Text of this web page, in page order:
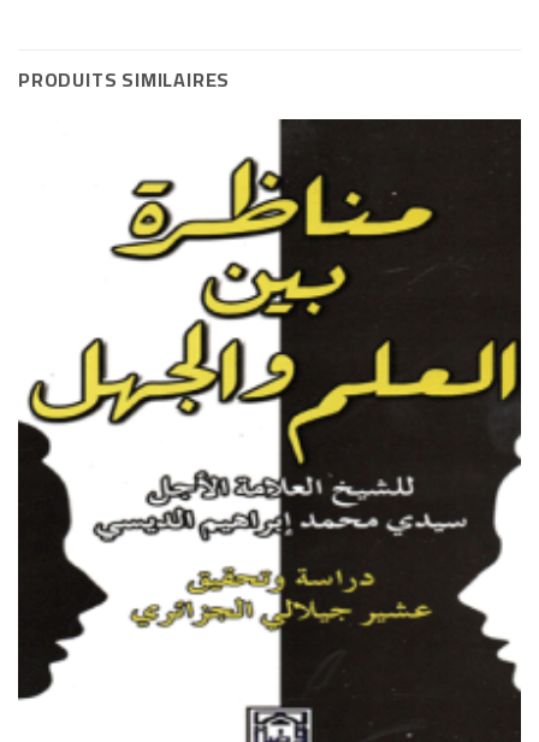
PRODUITS SIMILAIRES